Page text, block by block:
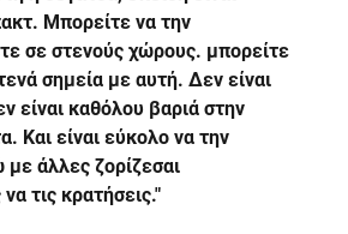
Μπορείτε να την
σε στενούς χώρους. μπορείτε
σημεία με αυτή. Δεν είναι
είναι καθόλου βαριά στην
Και είναι εύκολο να την
άλλες ζορίζεσαι
τις κρατήσεις."